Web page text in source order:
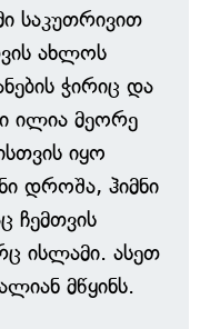
საკუთრივით
ახლოს
ჭირიც და
ილია მეორე
იყო
დროშა, ჰიმნი
ჩემთვის
ისლამი. ასეთ
მწყინს.